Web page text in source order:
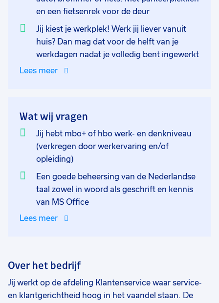
aan de telefoon laat horen. Elke klant zal andere
vragen of wensen hebben, maar deze zal jij altijd
vriendelijk te woord staan en informeren.
Je start op 15 mei en daarvoor heb jij je WFT diploma
op zak en je wordt wekelijks 3,4 of 5 dagen ingedeeld.
en een fietsenrek voor de deur
Jij kiest je werkplek! Werk jij liever vanuit
huis? Dan mag dat voor de helft van je
werkdagen nadat je volledig bent ingewerkt
Lees meer
Wat wij vragen
Jij hebt mbo+ of hbo werk- en denkniveau
(verkregen door werkervaring en/of
opleiding)
Een goede beheersing van de Nederlandse
taal zowel in woord als geschrift en kennis
van MS Office
Lees meer
Over het bedrijf
Jij werkt op de afdeling Klantenservice waar service-
en klantgerichtheid hoog in het vaandel staan. De